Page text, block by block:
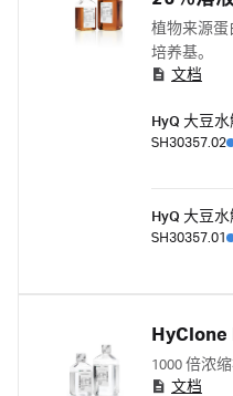
植物来源蛋
培养基。
文档
HyQ 大豆
SH30357.02
HyQ 大豆
SH30357.01
1000 倍浓
文档